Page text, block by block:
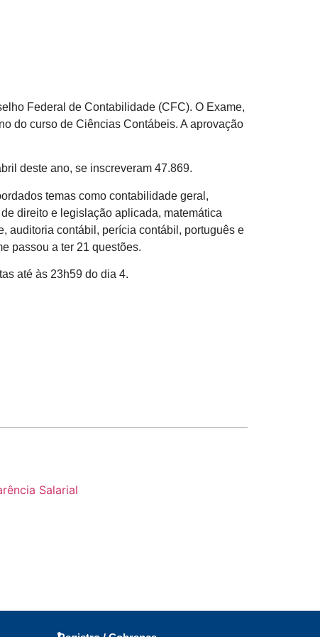
Federal de Contabilidade (CFC). O Exame,
do curso de Ciências Contábeis. A aprovação
deste ano, se inscreveram 47.869.
temas como contabilidade geral,
direito e legislação aplicada, matemática
auditoria contábil, perícia contábil, português e
passou a ter 21 questões.
até às 23h59 do dia 4.
Salarial